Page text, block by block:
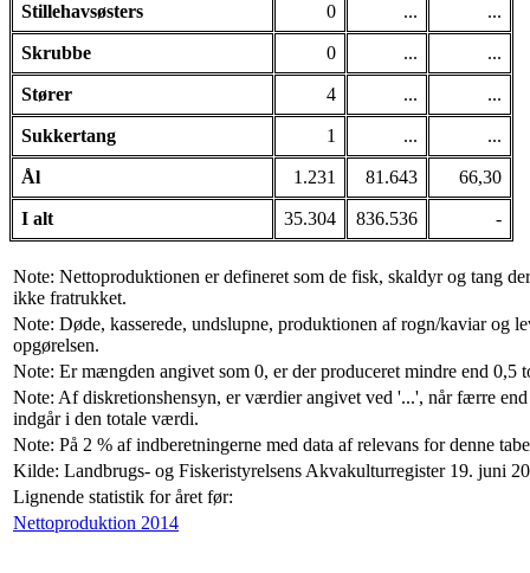
Stillehavsøsters 0 ... ...
Skrubbe 0 ... ...
Stører 4 ... ...
Sukkertang 1 ... ...
Ål 1.231 81.643 66,30
I alt 35.304 836.536 -
Note: Nettoproduktionen er defineret som de fisk, skaldyr og tang
ikke fratrukket.
Note: Døde, kasserede, undslupne, produktionen af rogn/kaviar og
opgørelsen.
Note: Er mængden angivet som 0, er der produceret mindre end 0,5
Note: Af diskretionshensyn, er værdier angivet ved '...', når færre
indgår i den totale værdi.
Note: På 2 % af indberetningerne med data af relevans for denne
Kilde: Landbrugs- og Fiskeristyrelsens Akvakulturregister 19. juni
Lignende statistik for året før:
Nettoproduktion 2014